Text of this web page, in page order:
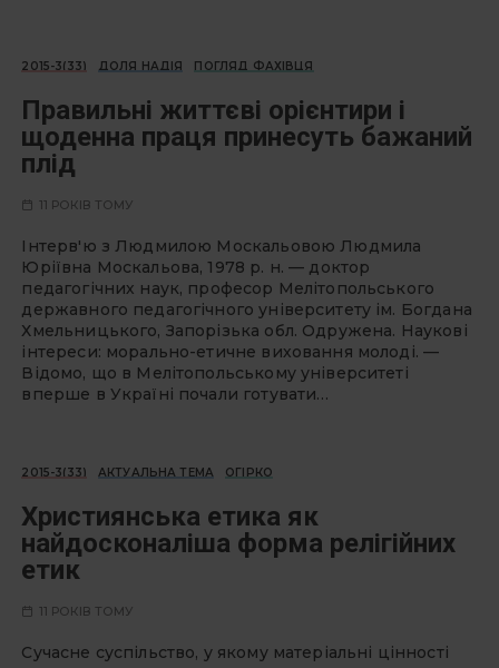
2015-3(33) ДОЛЯ НАДІЯ ПОГЛЯД ФАХІВЦЯ
Правильні життєві орієнтири і
щоденна праця принесуть бажаний
плід
11 РОКІВ ТОМУ
Інтерв'ю з Людмилою Москальовою Людмила
Юріївна Москальова, 1978 р. н. — доктор
педагогічних наук, професор Мелітопольського
державного педагогічного університету ім. Богдана
Хмельницького, Запорізька обл. Одружена. Наукові
інтереси: морально-етичне виховання молоді. —
Відомо, що в Мелітопольському університеті
вперше в Україні почали готувати…
2015-3(33) АКТУАЛЬНА ТЕМА ОГІРКО
Християнська етика як
найдосконаліша форма релігійних
етик
11 РОКІВ ТОМУ
Сучасне суспільство, у якому матеріальні цінності